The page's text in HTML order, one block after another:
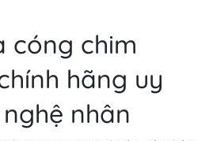
cóng chim
hãng uy
nhân